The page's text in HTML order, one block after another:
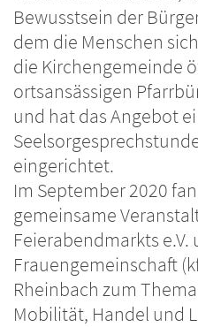
Bewusstsein der
dem die Menschen
die Kirchengemeinde
ortsansässigen
und hat das Angebot
eingerichtet.
Im September 2020
gemeinsame
Feierabendmarkts
Frauengemeinschaft
Rheinbach zum
Mobilität, Handel und